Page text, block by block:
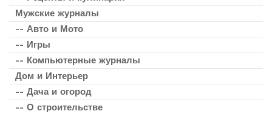
Мужские журналы
-- Авто и Мото
-- Игры
-- Компьютерные журналы
Дом и Интерьер
-- Дача и огород
-- О строительстве